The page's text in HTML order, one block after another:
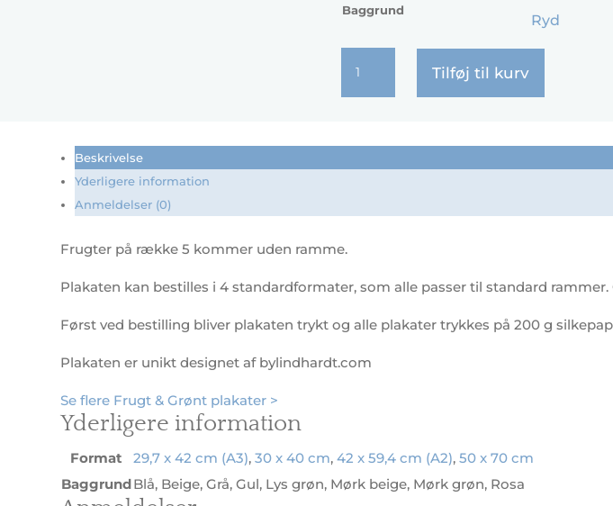
Baggrund
Ryd
Tilføj til kurv
Beskrivelse
Yderligere information
Anmeldelser (0)
Frugter på række 5 kommer uden ramme.
Plakaten kan bestilles i 4 standardformater, som alle passer til standard
Først ved bestilling bliver plakaten trykt og alle plakater trykkes på 200 g
Plakaten er unikt designet af bylindhardt.com
Se flere Frugt & Grønt plakater >
Yderligere information
Format 29,7 x 42 cm (A3),30 x 40 cm,42 x 59,4 cm (A2),50 x 70 cm
BaggrundBlå, Beige, Grå, Gul, Lys grøn, Mørk beige, Mørk grøn, Rosa